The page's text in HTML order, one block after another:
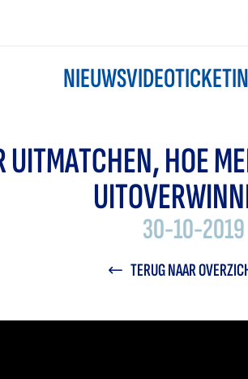
NIEUWSVIDEO
HOE
30-10-2019
TERUG NAAR